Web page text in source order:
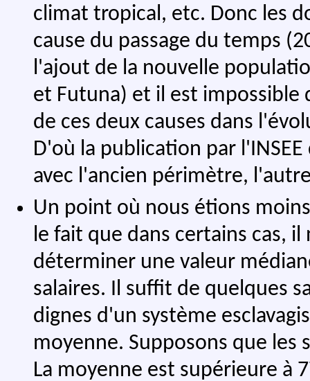
climat tropical, etc. Donc les
cause du passage du temps
l'ajout de la nouvelle
et Futuna) et il est impossible
de ces deux causes dans
D'où la publication par
avec l'ancien périmètre,
Un point où nous étions
le fait que dans certains cas,
déterminer une valeur
salaires. Il suffit de quelques
dignes d'un système
moyenne. Supposons que les
La moyenne est supérieure à